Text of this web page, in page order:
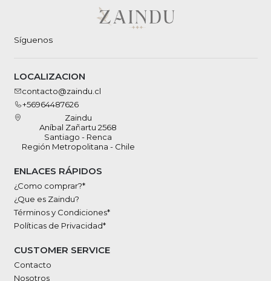
Síguenos
LOCALIZACION
contacto@zaindu.cl
+56964487626
Zaindu
Aníbal Zañartu 2568
Santiago - Renca
Región Metropolitana - Chile
ENLACES RÁPIDOS
¿Como comprar?*
¿Que es Zaindu?
Términos y Condiciones*
Políticas de Privacidad*
CUSTOMER SERVICE
Contacto
Nosotros